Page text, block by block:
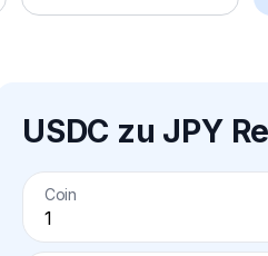
USDC zu JPY
Coin